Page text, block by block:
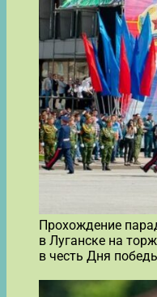
Прохождение
в Луганске на
в честь Дня